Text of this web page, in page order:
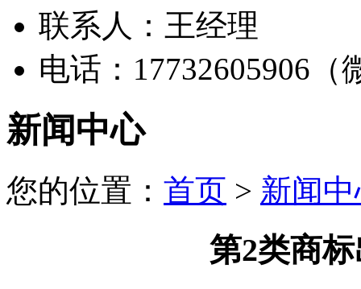
联系人：王经理
电话：17732605906（
新闻中心
您的位置： 首页 > 新闻
第2类商